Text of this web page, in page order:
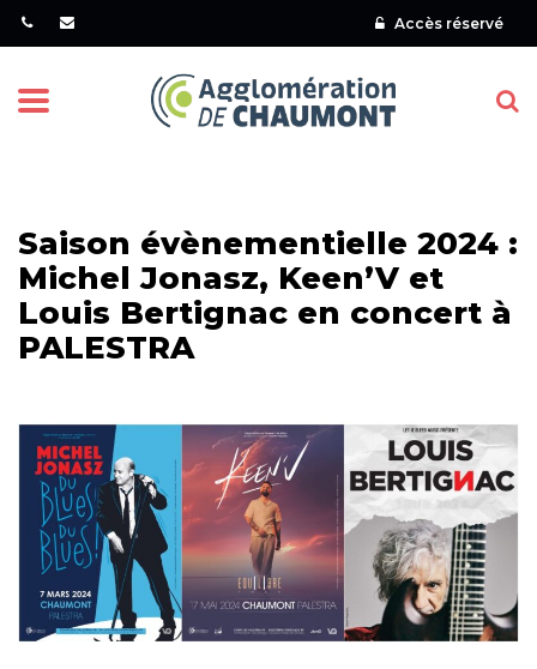
Accès réservé
Menu
Saison évènementielle 2024 :
Michel Jonasz, Keen’V et
Louis Bertignac en concert à
PALESTRA